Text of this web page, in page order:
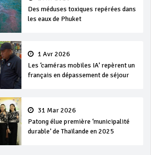
Des méduses toxiques repérées dans
les eaux de Phuket
1 Avr 2026
Les ‘caméras mobiles IA’ repèrent un
français en dépassement de séjour
31 Mar 2026
Patong élue première ‘municipalité
durable’ de Thaïlande en 2025